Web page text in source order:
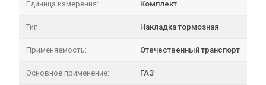
Единица измерения: Комплект
Тип: Накладка тормозная
Применяемость: Отечественный транспорт
Основное применение: ГАЗ